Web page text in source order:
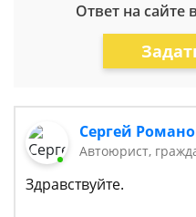
Ответ на сайте
Сергей
Автоюрист,
Здравствуйте.